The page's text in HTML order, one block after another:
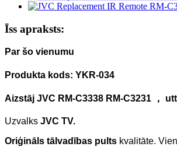
Īss apraksts:
Par šo vienumu
Produkta kods: YKR-034
Aizstāj JVC RM-C3338 RM-C3231 ，
Uzvalks JVC TV.
Oriģināls tālvadības pults kvalitāte.